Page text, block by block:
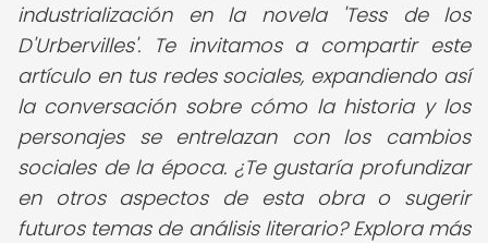
industrialización en la novela 'Tess de los
D'Urbervilles'. Te invitamos a compartir este
artículo en tus redes sociales, expandiendo así
la conversación sobre cómo la historia y los
personajes se entrelazan con los cambios
sociales de la época. ¿Te gustaría profundizar
en otros aspectos de esta obra o sugerir
futuros temas de análisis literario? Explora más